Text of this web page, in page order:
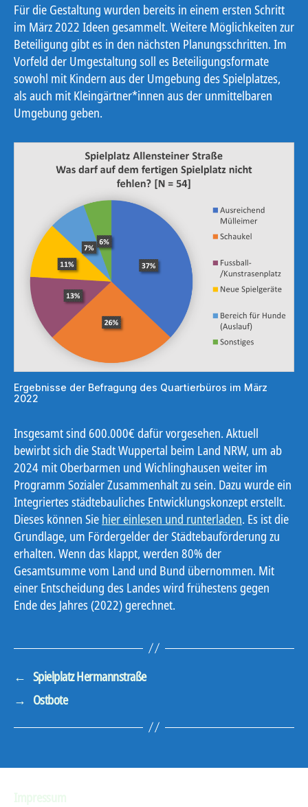
Für die Gestaltung wurden bereits in einem ersten Schritt
im März 2022 Ideen gesammelt. Weitere Möglichkeiten zur
Beteiligung gibt es in den nächsten Planungsschritten. Im
Vorfeld der Umgestaltung soll es Beteiligungsformate
sowohl mit Kindern aus der Umgebung des Spielplatzes,
als auch mit Kleingärtner*innen aus der unmittelbaren
Umgebung geben.
Ergebnisse der Befragung des Quartierbüros im März
2022
Insgesamt sind 600.000€ dafür vorgesehen. Aktuell
bewirbt sich die Stadt Wuppertal beim Land NRW, um ab
2024 mit Oberbarmen und Wichlinghausen weiter im
Programm Sozialer Zusammenhalt zu sein. Dazu wurde ein
Integriertes städtebauliches Entwicklungskonzept erstellt.
Dieses können Sie hier einlesen und runterladen. Es ist die
Grundlage, um Fördergelder der Städtebauförderung zu
erhalten. Wenn das klappt, werden 80% der
Gesamtsumme vom Land und Bund übernommen. Mit
einer Entscheidung des Landes wird frühestens gegen
Ende des Jahres (2022) gerechnet.
← Spielplatz Hermannstraße
→ Ostbote